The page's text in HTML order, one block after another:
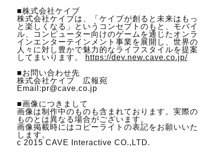
■株式会社ケイブ
株式会社ケイブは、「ケイブが創ると未来はもっ
と楽しくなる」というコンセプトのもと、モバイ
ル、コンピューター向けのゲームを通じたオンラ
インエンターテインメント事業を展開し、世界の
人々に対し豊かで魅力的なライフスタイルを提案
してまいります。
https://dev.new.cave.co.jp/
■お問い合わせ先
株式会社ケイブ 広報宛
Email:pr@cave.co.jp
■画像につきまして
画像は制作中のものも含まれております。実際の
ものとは異なる場合がございます。
画像掲載時にはコピーライトの表記をお願いいた
します。
c 2015 CAVE Interactive CO.,LTD.